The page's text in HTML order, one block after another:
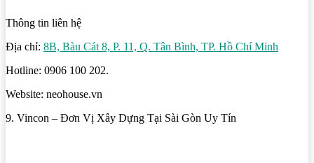
Thông tin liên hệ
Địa chỉ: 8B, Bàu Cát 8, P. 11, Q. Tân Bình, TP. Hồ Chí Minh
Hotline: 0906 100 202.
Website: neohouse.vn
9. Vincon – Đơn Vị Xây Dựng Tại Sài Gòn Uy Tín